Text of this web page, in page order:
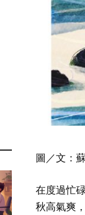
圖／文：
在度過忙
秋高氣爽